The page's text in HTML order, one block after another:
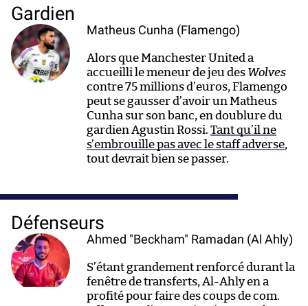
Gardien
Matheus Cunha (Flamengo)
Alors que Manchester United a
accueilli le meneur de jeu des Wolves
contre 75 millions d’euros, Flamengo
peut se gausser d’avoir un Matheus
Cunha sur son banc, en doublure du
gardien Agustin Rossi. Tant qu’il ne
s’embrouille pas avec le staff adverse,
tout devrait bien se passer.
Défenseurs
Ahmed "Beckham" Ramadan (Al Ahly)
S’étant grandement renforcé durant la
fenêtre de transferts, Al-Ahly en a
profité pour faire des coups de com.